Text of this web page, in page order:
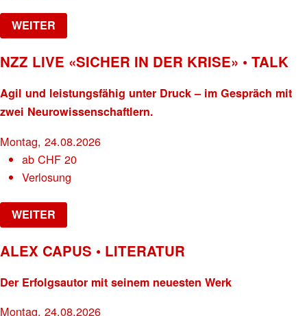
WEITER
NZZ LIVE «SICHER IN DER KRISE» • TALK
Agil und leistungsfähig unter Druck – im Gespräch mit
zwei Neurowissenschaftlern.
Montag, 24.08.2026
abCHF 20
Verlosung
WEITER
ALEX CAPUS • LITERATUR
Der Erfolgsautor mit seinem neuesten Werk
Montag, 24.08.2026